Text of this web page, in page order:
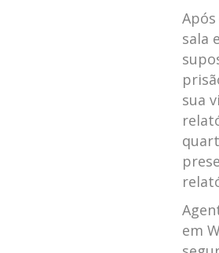
sala
sua
em